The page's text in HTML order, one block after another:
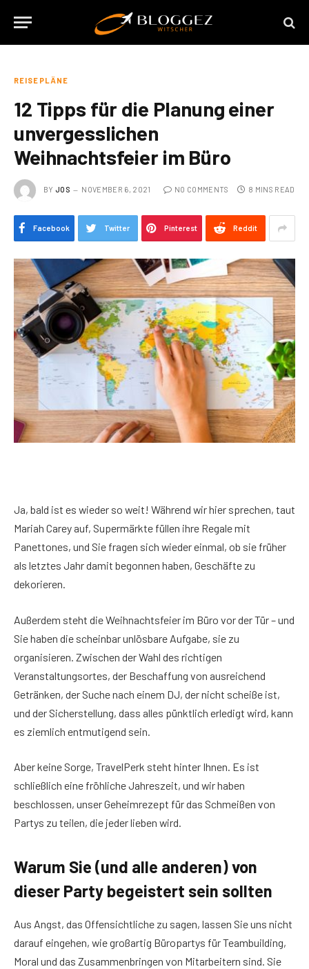
REISEPLÄNE
12 Tipps für die Planung einer
unvergesslichen
Weihnachtsfeier im Büro
BY JOS NOVEMBER 6, 2021 NO COMMENTS 8 MINS READ
Facebook Twitter Pinterest Reddit
Ja, bald ist es wieder so weit! Während wir hier sprechen, taut
Mariah Carey auf, Supermärkte füllen ihre Regale mit
Panettones, und Sie fragen sich wieder einmal, ob sie früher
als letztes Jahr damit begonnen haben, Geschäfte zu
dekorieren.
Außerdem steht die Weihnachtsfeier im Büro vor der Tür – und
Sie haben die scheinbar unlösbare Aufgabe, sie zu
organisieren. Zwischen der Wahl des richtigen
Veranstaltungsortes, der Beschaffung von ausreichend
Getränken, der Suche nach einem DJ, der nicht scheiße ist,
und der Sicherstellung, dass alles pünktlich erledigt wird, kann
es ziemlich entmutigend sein.
Aber keine Sorge, TravelPerk steht hinter Ihnen. Es ist
schließlich eine fröhliche Jahreszeit, und wir haben
beschlossen, unser Geheimrezept für das Schmeißen von
Partys zu teilen, die jeder lieben wird.
Warum Sie (und alle anderen) von
dieser Party begeistert sein sollten
Aus Angst, das Offensichtliche zu sagen, lassen Sie uns nicht
darauf eingehen, wie großartig Büropartys für Teambuilding,
Moral und das Zusammenbringen von Mitarbeitern sind. Sie